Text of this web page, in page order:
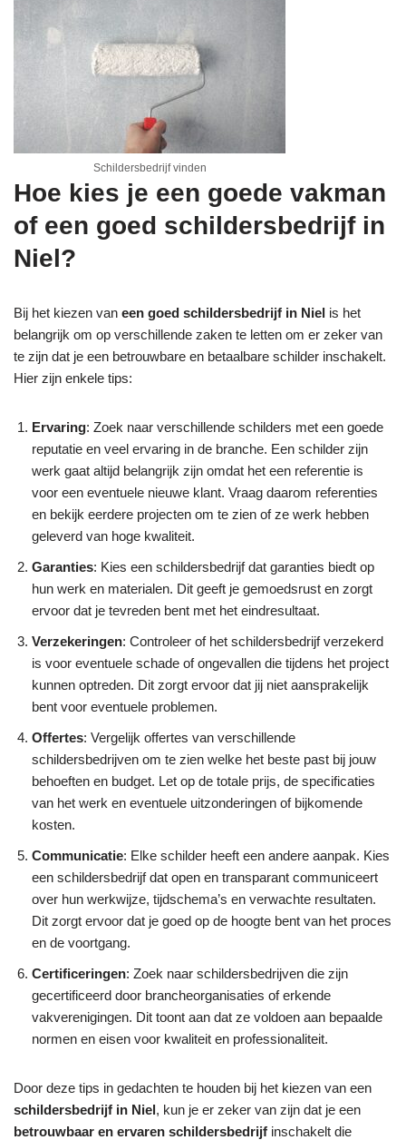
Schildersbedrijf vinden
Hoe kies je een goede vakman
of een goed schildersbedrijf in
Niel?
Bij het kiezen van een goed schildersbedrijf in Niel is het
belangrijk om op verschillende zaken te letten om er zeker van
te zijn dat je een betrouwbare en betaalbare schilder inschakelt.
Hier zijn enkele tips:
Ervaring: Zoek naar verschillende schilders met een goede
reputatie en veel ervaring in de branche. Een schilder zijn
werk gaat altijd belangrijk zijn omdat het een referentie is
voor een eventuele nieuwe klant. Vraag daarom referenties
en bekijk eerdere projecten om te zien of ze werk hebben
geleverd van hoge kwaliteit.
Garanties: Kies een schildersbedrijf dat garanties biedt op
hun werk en materialen. Dit geeft je gemoedsrust en zorgt
ervoor dat je tevreden bent met het eindresultaat.
Verzekeringen: Controleer of het schildersbedrijf verzekerd
is voor eventuele schade of ongevallen die tijdens het project
kunnen optreden. Dit zorgt ervoor dat jij niet aansprakelijk
bent voor eventuele problemen.
Offertes: Vergelijk offertes van verschillende
schildersbedrijven om te zien welke het beste past bij jouw
behoeften en budget. Let op de totale prijs, de specificaties
van het werk en eventuele uitzonderingen of bijkomende
kosten.
Communicatie: Elke schilder heeft een andere aanpak. Kies
een schildersbedrijf dat open en transparant communiceert
over hun werkwijze, tijdschema’s en verwachte resultaten.
Dit zorgt ervoor dat je goed op de hoogte bent van het proces
en de voortgang.
Certificeringen: Zoek naar schildersbedrijven die zijn
gecertificeerd door brancheorganisaties of erkende
vakverenigingen. Dit toont aan dat ze voldoen aan bepaalde
normen en eisen voor kwaliteit en professionaliteit.
Door deze tips in gedachten te houden bij het kiezen van een
schildersbedrijf in Niel, kun je er zeker van zijn dat je een
betrouwbaar en ervaren schildersbedrijf inschakelt die